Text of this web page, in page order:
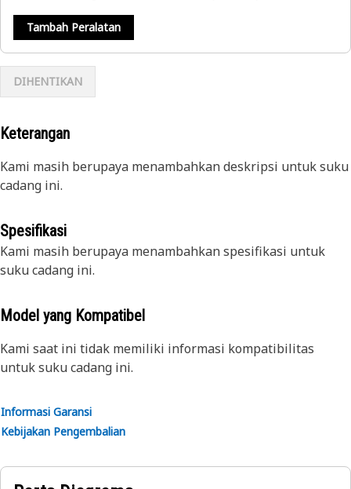
Tambah Peralatan
DIHENTIKAN
Keterangan
Kami masih berupaya menambahkan deskripsi untuk suku
cadang ini.
Spesifikasi
Kami masih berupaya menambahkan spesifikasi untuk
suku cadang ini.
Model yang Kompatibel
Kami saat ini tidak memiliki informasi kompatibilitas
untuk suku cadang ini.
Informasi Garansi
Kebijakan Pengembalian